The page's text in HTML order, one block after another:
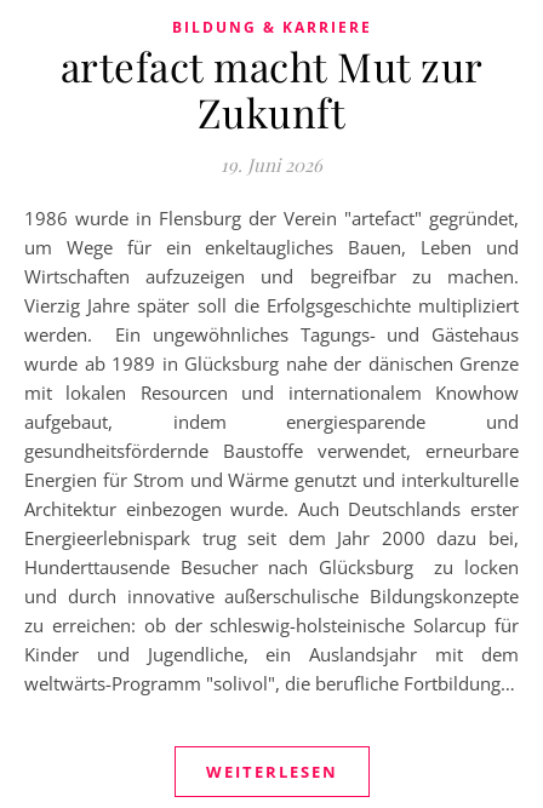
BILDUNG & KARRIERE
artefact macht Mut zur
Zukunft
19. Juni 2026
1986 wurde in Flensburg der Verein "artefact" gegründet,
um Wege für ein enkeltaugliches Bauen, Leben und
Wirtschaften aufzuzeigen und begreifbar zu machen.
Vierzig Jahre später soll die Erfolgsgeschichte multipliziert
werden. Ein ungewöhnliches Tagungs- und Gästehaus
wurde ab 1989 in Glücksburg nahe der dänischen Grenze
mit lokalen Resourcen und internationalem Knowhow
aufgebaut, indem energiesparende und
gesundheitsfördernde Baustoffe verwendet, erneurbare
Energien für Strom und Wärme genutzt und interkulturelle
Architektur einbezogen wurde. Auch Deutschlands erster
Energieerlebnispark trug seit dem Jahr 2000 dazu bei,
Hunderttausende Besucher nach Glücksburg zu locken
und durch innovative außerschulische Bildungskonzepte
zu erreichen: ob der schleswig-holsteinische Solarcup für
Kinder und Jugendliche, ein Auslandsjahr mit dem
weltwärts-Programm "solivol", die berufliche Fortbildung…
WEITERLESEN